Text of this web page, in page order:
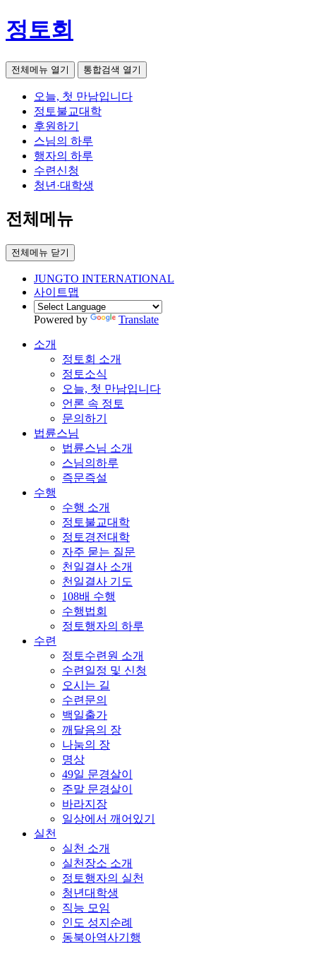
정토회
전체메뉴 열기 통합검색 열기
오늘, 첫 만남입니다
정토불교대학
후원하기
스님의 하루
행자의 하루
수련신청
청년·대학생
전체메뉴
전체메뉴 닫기
JUNGTO INTERNATIONAL
사이트맵
Powered by Translate
소개
정토회 소개
정토소식
오늘, 첫 만남입니다
언론 속 정토
문의하기
법륜스님
법륜스님 소개
스님의하루
즉문즉설
수행
수행 소개
정토불교대학
정토경전대학
자주 묻는 질문
천일결사 소개
천일결사 기도
108배 수행
수행법회
정토행자의 하루
수련
정토수련원 소개
수련일정 및 신청
오시는 길
수련문의
백일출가
깨달음의 장
나눔의 장
명상
49일 문경살이
주말 문경살이
바라지장
일상에서 깨어있기
실천
실천 소개
실천장소 소개
정토행자의 실천
청년대학생
직능 모임
인도 성지순례
동북아역사기행